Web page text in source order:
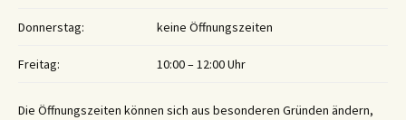
Donnerstag: keine Öffnungszeiten
Freitag: 10:00 – 12:00 Uhr
Die Öffnungszeiten können sich aus besonderen Gründen ändern,